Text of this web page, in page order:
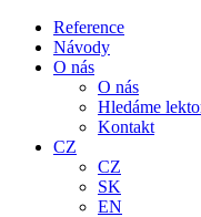
Reference
Návody
O nás
O nás
Hledáme
Kontakt
CZ
CZ
SK
EN